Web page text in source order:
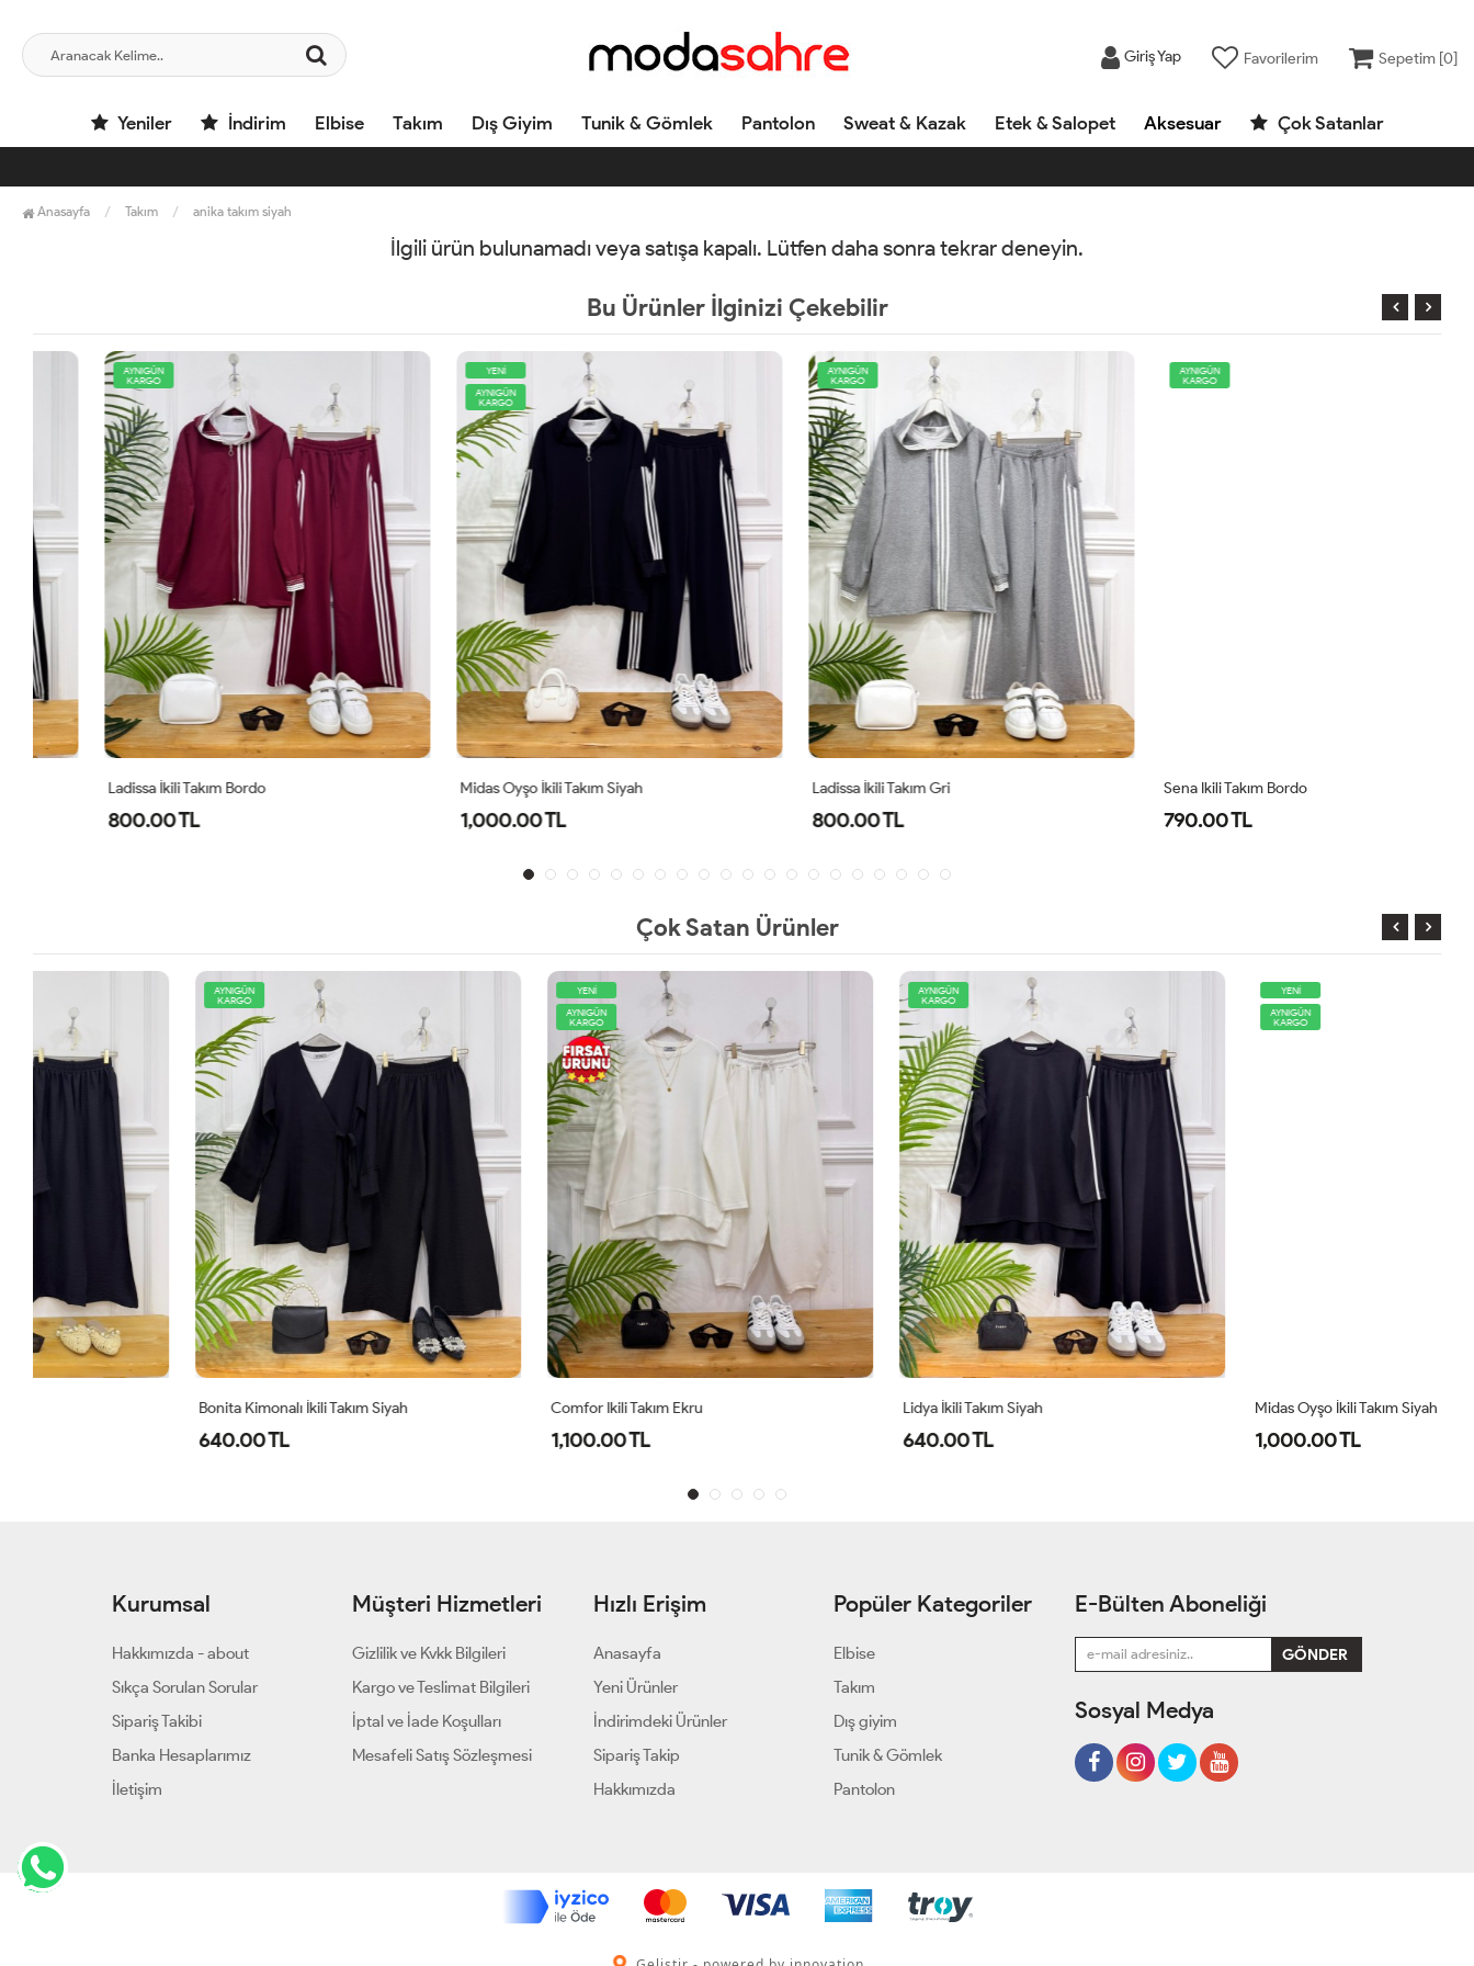
Giriş Yap Favorilerim Sepetim [0]
Yeniler İndirim Elbise Takım Dış Giyim Tunik & Gömlek Pantolon Sweat & Kazak Etek & Salopet Aksesuar Çok Satanlar
Anasayfa Takım anika takım siyah
İlgili ürün bulunamadı veya satışa kapalı. Lütfen daha sonra tekrar deneyin.
Bu Ürünler İlginizi Çekebilir
AYNIGÜN
Ladissa İkili Takım Bordo
800.00 TL
Midas Oyşo İkili Takım Siyah
1,000.00 TL
Ladissa İkili Takım Gri
800.00 TL
Sena Ikili Takım Bordo
790.00 TL
Çok Satan Ürünler
Bonita Kimonalı İkili Takım Siyah
AYNIGÜN
KARGO
Comfor Ikili Takım Ekru
KARGO
AYNIGÜN
KARGO
Midas Oyşo İkili Takım Siyah
Kurumsal
Hakkımızda - about
Sıkça Sorulan Sorular
Sipariş Takibi
Banka Hesaplarımız
İletişim
Müşteri Hizmetleri
Gizlilik ve Kvkk Bilgileri
Kargo ve Teslimat Bilgileri
İptal ve İade Koşulları
Mesafeli Satış Sözleşmesi
Hızlı Erişim
Anasayfa
Yeni Ürünler
İndirimdeki Ürünler
Sipariş Takip
Hakkımızda
Popüler Kategoriler
Elbise
Takım
Dış giyim
Tunik & Gömlek
Pantolon
E-Bülten Aboneliği
Sosyal Medya